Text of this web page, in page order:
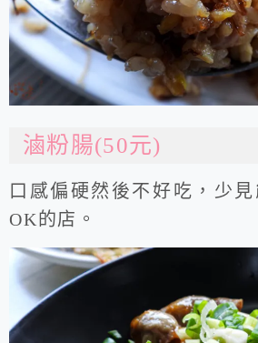
滷粉腸(50元)
口感偏硬然後不好吃，少
OK的店。